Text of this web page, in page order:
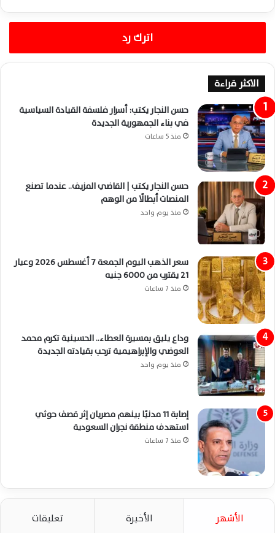
اترك رد
الاكثر قراءة
حسن النجار يكتب: أسرار فلسفة القيادة السياسية
في بناء الجمهورية الجديدة
منذ 5 ساعات
حسن النجار يكتب | القاضي المزيف.. عندما تصنع
المنصات أبطالًا من الوهم
منذ يوم واحد
سعر الذهب اليوم الجمعة 7 أغسطس 2026 وعيار
21 يقترب من 6000 جنيه
منذ 7 ساعات
وداع يليق بمسيرة العطاء.. الحسينية تكرم محمد
العوضي والإبراهيمية ترحب بقيادته الجديدة
منذ يوم واحد
إصابة 11 مدنيًا بينهم مصريان إثر قصف حوثي
استهدف منطقة نجران السعودية
منذ 7 ساعات
الأشهر الأخيرة تعليقات